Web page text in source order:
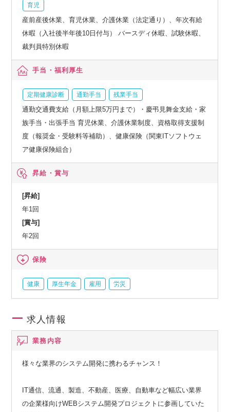
育児
産前産後休業、育児休業、介護休業（法定通り）、年次有給
休暇（入社後半年後10日付与） バースディ休暇、試験休暇、
裁判員特別休暇
手当・福利厚生
定期健康診断 通勤手当 残業手当
通勤交通費支給（月額上限5万円まで）・慶弔見舞金支給・家
族手当・出張手当 育児休業、介護休業制度、資格取得支援制
度（報奨金・受験料等補助）、健康保険（関東ITソフトウェ
ア健康保険組合）
昇給・賞与
[昇給]
年1回
[賞与]
年2回
保険
健康 厚生年金 雇用 労災
求人情報
業務内容
様々な業界のシステム開発に携わるチャンス！
IT通信、流通、製造、不動産、医療、自動車など幅広い業界
の企業様向けWEBシステム開発プロジェクトに参画していた